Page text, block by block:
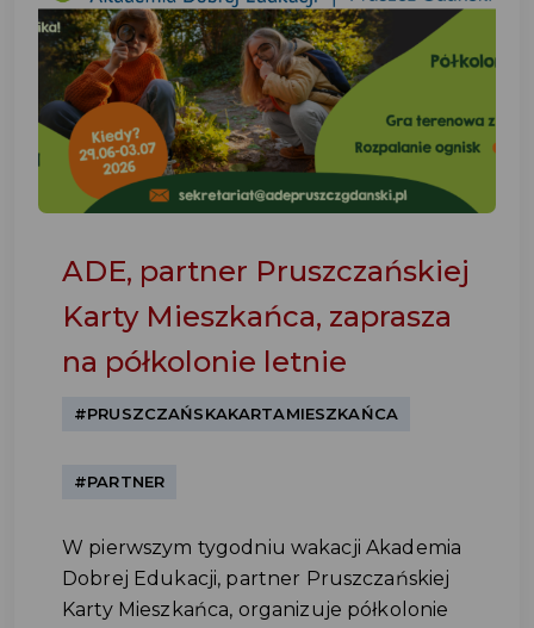
ADE, partner Pruszczańskiej
Karty Mieszkańca, zaprasza
na półkolonie letnie
#PRUSZCZAŃSKAKARTAMIESZKAŃCA
#PARTNER
W pierwszym tygodniu wakacji Akademia
Dobrej Edukacji, partner Pruszczańskiej
Karty Mieszkańca, organizuje półkolonie